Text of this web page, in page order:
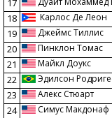
17
18 Карлос Де Леон
19 Джеймс Тиллис
20 Пинклон Томас
21 Майкл Доукс
22 Эдилсон
23 Алекс Стюарт
24 Симус Макдонаф